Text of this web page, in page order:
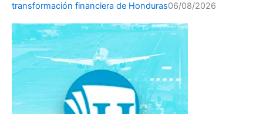
transformación financiera de Honduras06/08/2026